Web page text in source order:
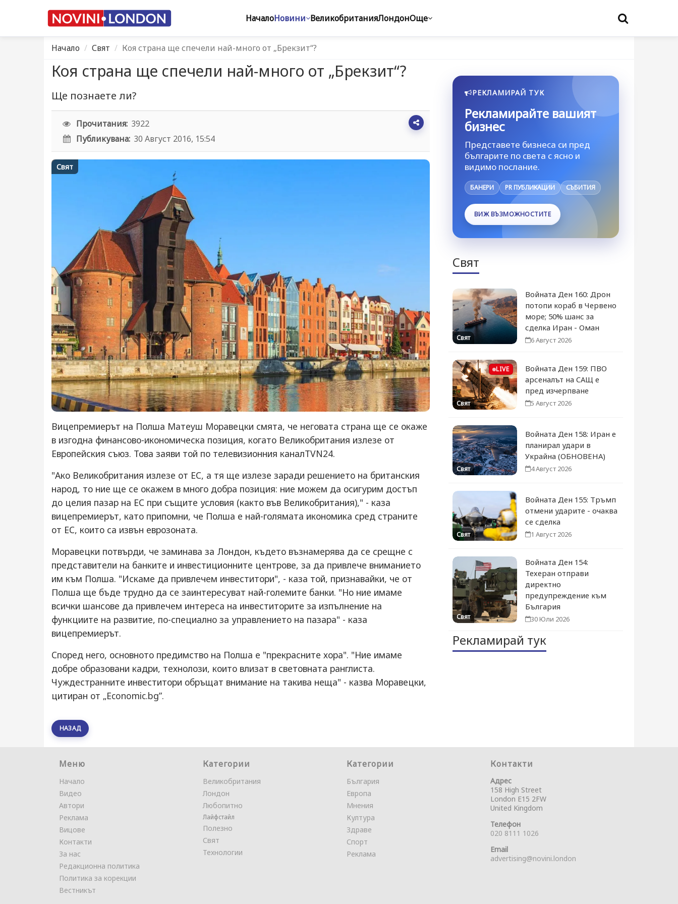
НачалоНовини ВеликобританияЛондонОще
Начало Свят Коя страна ще спечели най-много от „Брекзит“?
Коя страна ще спечели най-много от „Брекзит“?
Ще познаете ли?
Прочитания: 3922
Публикувана: 30 Август 2016, 15:54
Свят
Вицепремиерът на Полша Матеуш Моравецки смята, че неговата страна ще се окаже
в изгодна финансово-икономическа позиция, когато Великобритания излезе от
Европейския съюз. Това заяви той по телевизионния каналTVN24.
"Ако Великобритания излезе от ЕС, а тя ще излезе заради решението на британския
народ, то ние ще се окажем в много добра позиция: ние можем да осигурим достъп
до целия пазар на ЕС при същите условия (както във Великобритания)," - каза
вицепремиерът, като припомни, че Полша е най-голямата икономика сред страните
от ЕС, които са извън еврозоната.
Моравецки потвърди, че заминава за Лондон, където възнамерява да се срещне с
представители на банките и инвестиционните центрове, за да привлече вниманието
им към Полша. "Искаме да привлечем инвеститори", - каза той, признавайки, че от
Полша ще бъде трудно да се заинтересуват най-големите банки. "Но ние имаме
всички шансове да привлечем интереса на инвеститорите за изпълнение на
функциите на развитие, по-специално за управлението на пазара" - каза
вицепремиерът.
Според него, основното предимство на Полша е "прекрасните хора". "Ние имаме
добре образовани кадри, технолози, които влизат в световната ранглиста.
Чуждестранните инвеститори обръщат внимание на такива неща" - казва Моравецки,
цитиран от „Economic.bg”.
НАЗАД
РЕКЛАМИРАЙ ТУК
Рекламирайте вашият
бизнес
Представете бизнеса си пред
българите по света с ясно и
видимо послание.
БАНЕРИ PR ПУБЛИКАЦИИ СЪБИТИЯ
ВИЖ ВЪЗМОЖНОСТИТЕ
Свят
Свят
Войната Ден 160: Дрон
потопи кораб в Червено
море; 50% шанс за
сделка Иран - Оман
6 Август 2026
LIVE
Свят
Войната Ден 159: ПВО
арсеналът на САЩ е
пред изчерпване
5 Август 2026
Свят
Войната Ден 158: Иран е
планирал удари в
Украйна (ОБНОВЕНА)
4 Август 2026
Свят
Войната Ден 155: Тръмп
отмени ударите - очаква
се сделка
1 Август 2026
Свят
Войната Ден 154:
Техеран отправи
директно
предупреждение към
България
30 Юли 2026
Рекламирай тук
Меню
Начало
Видео
Автори
Реклама
Вицове
Контакти
За нас
Редакционна политика
Политика за корекции
Вестникът
Категории
Великобритания
Лондон
Любопитно
Лайфстайл
Полезно
Свят
Технологии
Категории
България
Европа
Мнения
Култура
Здраве
Спорт
Реклама
Контакти
Адрес
158 High Street
London E15 2FW
United Kingdom
Телефон
020 8111 1026
Email
advertising@novini.london